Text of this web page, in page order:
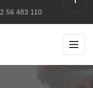
56 483 110